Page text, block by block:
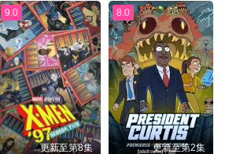
9.0
更新至第8集
8.0
更新至第2集